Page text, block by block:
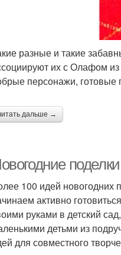
разные и такие
их с Олафом
персонажи, готовые
дальше →
100 идей новогодних
активно
руками в детский
детьми из
для совместного